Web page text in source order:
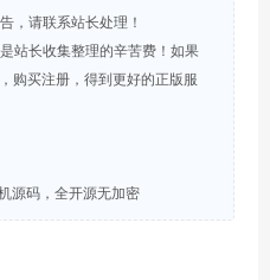
，请联系站长处理！
站长收集整理的辛苦费！如果
购买注册，得到更好的正版服
源码，全开源无加密